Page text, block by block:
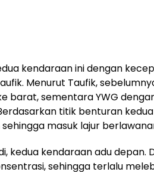
kendaraan ini dengan
Menurut Taufik,
barat, sementara YWG
titik benturan kedua
masuk lajur
kedua kendaraan adu depan.
sehingga terlalu